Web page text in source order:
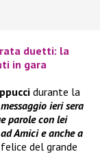
duetti: la
in gara
durante la
ieri sera
parole con lei
Amici e anche a
del grande